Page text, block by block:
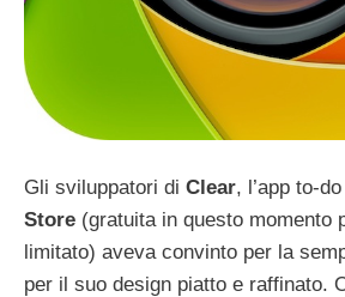
Gli sviluppatori di Clear, l’app to-
Store (gratuita in questo momento
limitato) aveva convinto per la
per il suo design piatto e raffinato.